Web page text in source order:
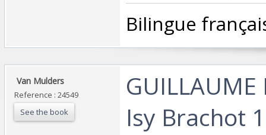
‎Bilingue
‎ Van Mulders‎
Reference : 24549
See the book
‎GUILLAUME
Isy Brachot